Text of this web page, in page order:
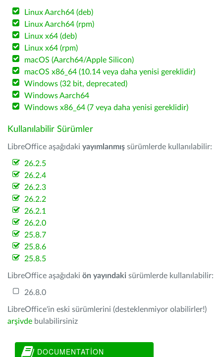
Linux Aarch64 (deb)
Linux Aarch64 (rpm)
Linux x64 (deb)
Linux x64 (rpm)
macOS (Aarch64/Apple Silicon)
macOS x86_64 (10.14 veya daha yenisi gereklidir)
Windows (32 bit, deprecated)
Windows Aarch64
Windows x86_64 (7 veya daha yenisi gereklidir)
Kullanılabilir Sürümler
LibreOffice aşağıdaki yayımlanmış sürümlerde kullanılabilir:
26.2.5
26.2.4
26.2.3
26.2.2
26.2.1
26.2.0
25.8.7
25.8.6
25.8.5
LibreOffice aşağıdaki ön yayındaki sürümlerde kullanılabilir:
26.8.0
LibreOffice'in eski sürümlerini (desteklenmiyor olabilirler!)
arşivde bulabilirsiniz
DOCUMENTATION